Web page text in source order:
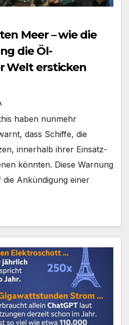
Meer – wie die
die Öl-
Welt ersticken
haben nunmehr
dass Schiffe, die
innerhalb ihrer Einsatz-
könnten. Diese Warnung
Ankündigung einer